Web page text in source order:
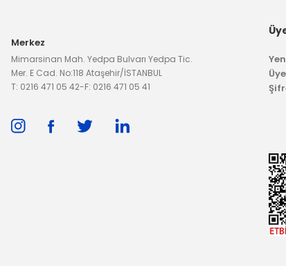
Merkez
Mimarsinan Mah. Yedpa Bulvarı Yedpa Tic.
Mer. E Cad. No:118 Ataşehir/İSTANBUL
T: 0216 471 05 42-F: 0216 471 05 41